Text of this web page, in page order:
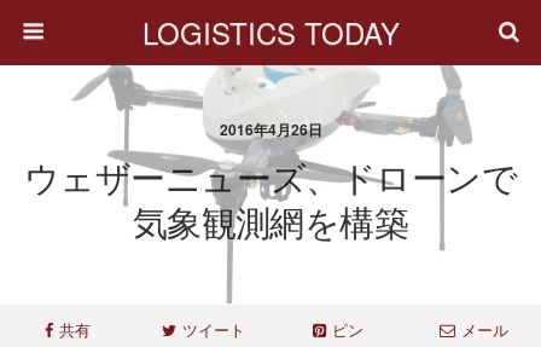
LOGISTICS TODAY
2016年4月26日
ウェザーニューズ、ドローンで
気象観測網を構築
共有 ツイート ピン メール